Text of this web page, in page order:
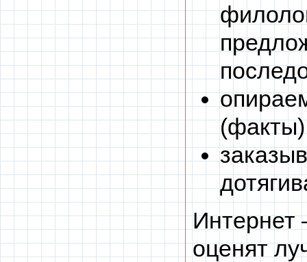
Интернет
оценят